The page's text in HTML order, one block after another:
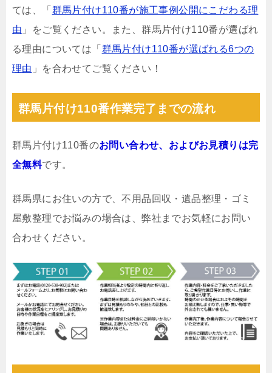
ては、「 群馬片付け110番が施工事例公開にこだわる理
由 」をご覧ください。また、群馬片付け110番が選ばれ
る理由については「 群馬片付け110番が選ばれる6つの
理由 」を合わせてご覧ください！
群馬片付け110番作業完了までの流れ
群馬片付け110番のお問い合わせ、およびお見積りは完
全無料です。
群馬県にお住いの方で、不用品回収・遺品整理・ゴミ
屋敷整理でお悩みの場合は、弊社までお気軽にお問い
合わせください。